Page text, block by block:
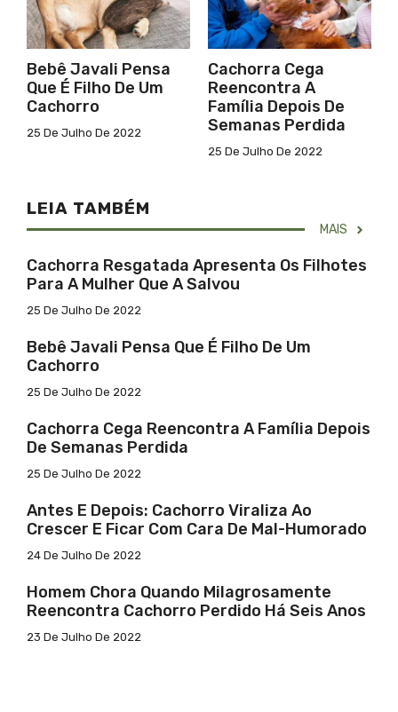
Bebê Javali Pensa
Que É Filho De Um
Cachorro
25 De Julho De 2022
Cachorra Cega
Reencontra A
Família Depois De
Semanas Perdida
25 De Julho De 2022
LEIA TAMBÉM
MAIS
Cachorra Resgatada Apresenta Os Filhotes
Para A Mulher Que A Salvou
25 De Julho De 2022
Bebê Javali Pensa Que É Filho De Um
Cachorro
25 De Julho De 2022
Cachorra Cega Reencontra A Família Depois
De Semanas Perdida
25 De Julho De 2022
Antes E Depois: Cachorro Viraliza Ao
Crescer E Ficar Com Cara De Mal-Humorado
24 De Julho De 2022
Homem Chora Quando Milagrosamente
Reencontra Cachorro Perdido Há Seis Anos
23 De Julho De 2022